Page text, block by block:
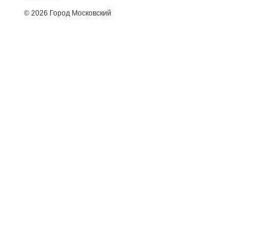
© 2026 Город Московский